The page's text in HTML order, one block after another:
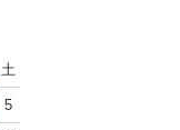
土
5